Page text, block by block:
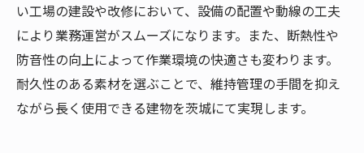
い工場の建設や改修において、設備の配置や動線の工夫
により業務運営がスムーズになります。また、断熱性や
防音性の向上によって作業環境の快適さも変わります。
耐久性のある素材を選ぶことで、維持管理の手間を抑え
ながら長く使用できる建物を茨城にて実現します。